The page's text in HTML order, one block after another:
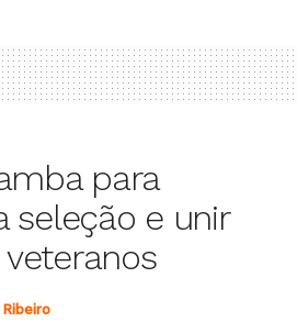
para
seleção e unir